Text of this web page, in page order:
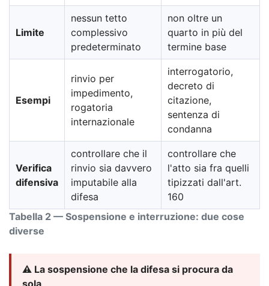
Tabella 2 — Sospensione e interruzione: due cose
diverse
Limite
nessun tetto
complessivo
predeterminato
non oltre un
quarto in più del
termine base
Esempi
rinvio per
impedimento,
rogatoria
internazionale
interrogatorio,
decreto di
citazione,
sentenza di
condanna
Verifica
difensiva
controllare che il
rinvio sia davvero
imputabile alla
difesa
controllare che
l'atto sia fra quelli
tipizzati dall'art.
160
⚠️ La sospensione che la difesa si procura da
sola